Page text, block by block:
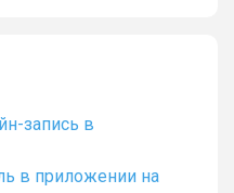
запись в
в приложении на